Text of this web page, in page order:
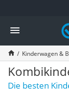
Die beliebtesten
Kind & Baby
Babyphone mit 2
Walkie-Talkie Kinder
Kindermatratzen
Babywippe
Rollschuhe für
Kinderwagen &
Die besten